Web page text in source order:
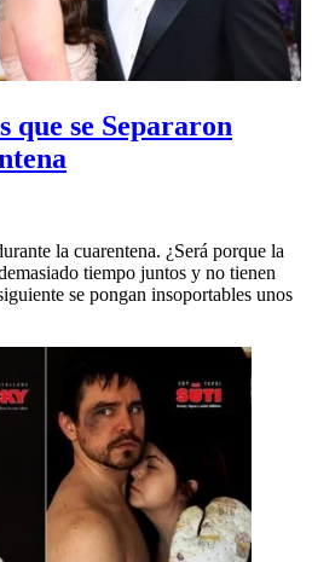
que se Separaron
la cuarentena. ¿Será porque la
tiempo juntos y no tienen
se pongan insoportables unos